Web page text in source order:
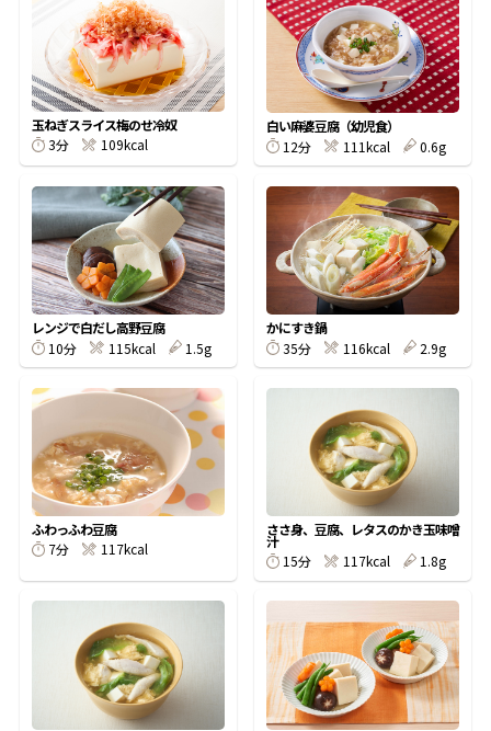
新鮮一番 『氷熟®』
『踊り節』
鰹節屋の
だしパック
だし粉
商品情報一覧
玉ねぎスライス梅のせ冷奴
3分
109kcal
白い麻婆豆腐（幼児食）
12分
111kcal 0.6g
レンジで白だし高野豆腐
10分
115kcal 1.5g
かにすき鍋
35分
116kcal 2.9g
ふわっふわ豆腐
7分
117kcal
ささ身、豆腐、レタスのかき玉味噌
汁
15分
117kcal 1.8g